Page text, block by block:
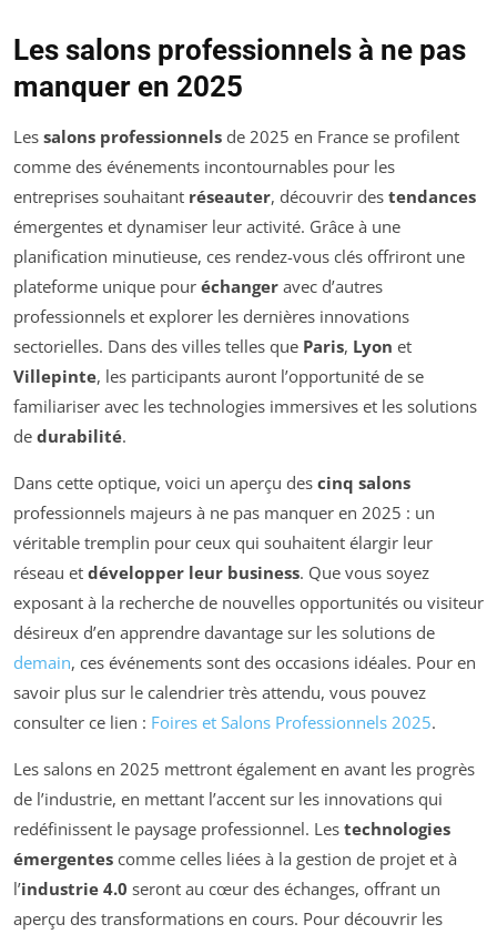
Les salons professionnels à ne pas
manquer en 2025
Les salons professionnels de 2025 en France se profilent
comme des événements incontournables pour les
entreprises souhaitant réseauter, découvrir des tendances
émergentes et dynamiser leur activité. Grâce à une
planification minutieuse, ces rendez-vous clés offriront une
plateforme unique pour échanger avec d’autres
professionnels et explorer les dernières innovations
sectorielles. Dans des villes telles que Paris, Lyon et
Villepinte, les participants auront l’opportunité de se
familiariser avec les technologies immersives et les solutions
de durabilité.
Dans cette optique, voici un aperçu des cinq salons
professionnels majeurs à ne pas manquer en 2025 : un
véritable tremplin pour ceux qui souhaitent élargir leur
réseau et développer leur business. Que vous soyez
exposant à la recherche de nouvelles opportunités ou visiteur
désireux d’en apprendre davantage sur les solutions de
demain, ces événements sont des occasions idéales. Pour en
savoir plus sur le calendrier très attendu, vous pouvez
consulter ce lien : Foires et Salons Professionnels 2025.
Les salons en 2025 mettront également en avant les progrès
de l’industrie, en mettant l’accent sur les innovations qui
redéfinissent le paysage professionnel. Les technologies
émergentes comme celles liées à la gestion de projet et à
l’industrie 4.0 seront au cœur des échanges, offrant un
aperçu des transformations en cours. Pour découvrir les